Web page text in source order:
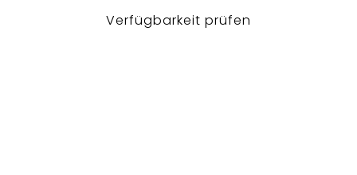
Verfügbarkeit prüfen